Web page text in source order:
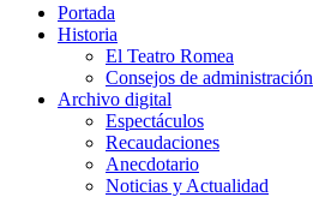
Portada
Historia
El Teatro Romea
Consejos de administración
Archivo digital
Espectáculos
Recaudaciones
Anecdotario
Noticias y Actualidad